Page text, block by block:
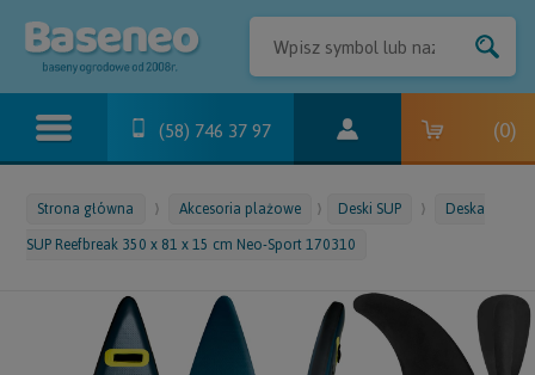
(58) 746 37 97 (0)
Strona główna Akcesoria plażowe Deski SUP
Deska
SUP Reefbreak 350 x 81 x 15 cm Neo-Sport 170310